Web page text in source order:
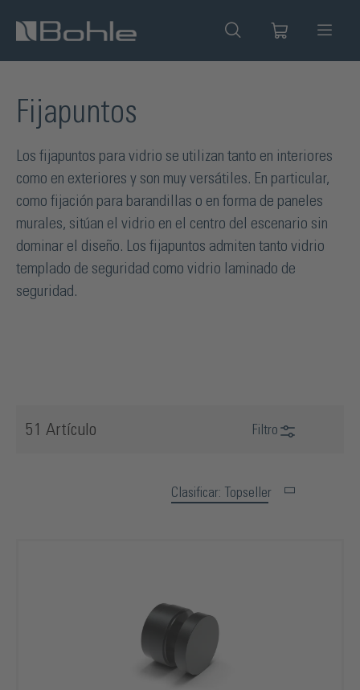
principal
Fijapuntos
Los fijapuntos para vidrio se utilizan tanto en interiores
como en exteriores y son muy versátiles. En particular,
como fijación para barandillas o en forma de paneles
murales, sitúan el vidrio en el centro del escenario sin
dominar el diseño. Los fijapuntos admiten tanto vidrio
templado de seguridad como vidrio laminado de
seguridad.
51 Artículo Filtro
Clasificar: Topseller